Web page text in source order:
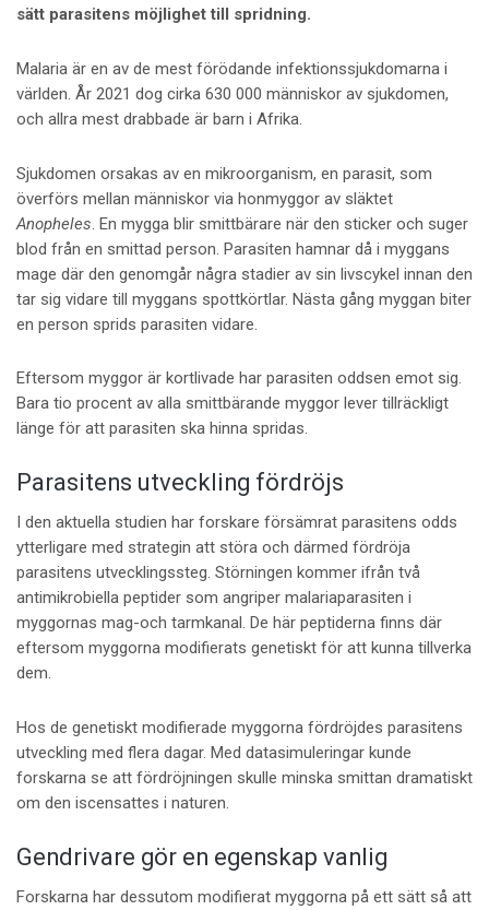
sätt parasitens möjlighet till spridning.
Malaria är en av de mest förödande infektionssjukdomarna i
världen. År 2021 dog cirka 630 000 människor av sjukdomen,
och allra mest drabbade är barn i Afrika.
Sjukdomen orsakas av en mikroorganism, en parasit, som
överförs mellan människor via honmyggor av släktet
Anopheles . En mygga blir smittbärare när den sticker och suger
blod från en smittad person. Parasiten hamnar då i myggans
mage där den genomgår några stadier av sin livscykel innan den
tar sig vidare till myggans spottkörtlar. Nästa gång myggan biter
en person sprids parasiten vidare.
Eftersom myggor är kortlivade har parasiten oddsen emot sig.
Bara tio procent av alla smittbärande myggor lever tillräckligt
länge för att parasiten ska hinna spridas.
Parasitens utveckling fördröjs
I den aktuella studien har forskare försämrat parasitens odds
ytterligare med strategin att störa och därmed fördröja
parasitens utvecklingssteg. Störningen kommer ifrån två
antimikrobiella peptider som angriper malariaparasiten i
myggornas mag-och tarmkanal. De här peptiderna finns där
eftersom myggorna modifierats genetiskt för att kunna tillverka
dem.
Hos de genetiskt modifierade myggorna fördröjdes parasitens
utveckling med flera dagar. Med datasimuleringar kunde
forskarna se att fördröjningen skulle minska smittan dramatiskt
om den iscensattes i naturen.
Gendrivare gör en egenskap vanlig
Forskarna har dessutom modifierat myggorna på ett sätt så att